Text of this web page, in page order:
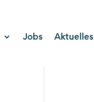
Jobs Aktuelles